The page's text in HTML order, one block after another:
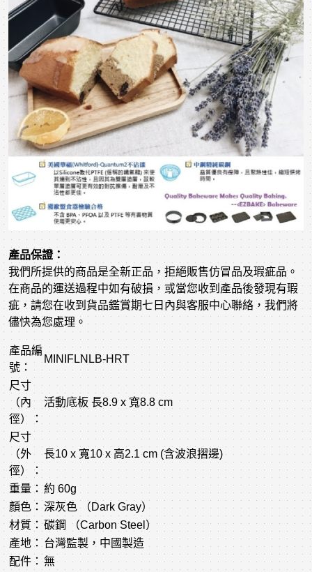
產品保證：
我們所提供的商品是全新正品，拒絕販售仿冒品及瑕疵品。
在商品的運送過程中如有破損，或當您收到產品後發現有瑕
疵，請您在收到貨品鑑賞期七日內與客服中心聯絡，我們將
儘快為您處理。
產品編
號：
MINIFLNLB-HRT
尺寸
（內
徑）：
活動底板 長8.9 x 寬8.8 cm
尺寸
（外
徑）：
長10 x 寬10 x 高2.1 cm (含波浪摺邊)
重量：約 60g
顏色：深灰色 （Dark Gray）
材質：碳鋼 （Carbon Steel）
產地：台灣監製，中國製造
配件：無